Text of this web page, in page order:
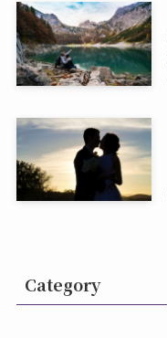
Category